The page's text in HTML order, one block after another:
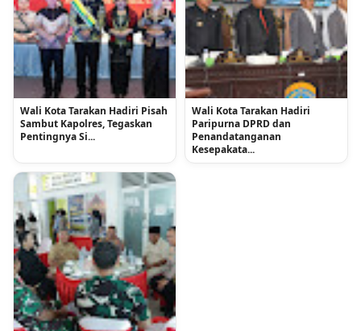
Wali Kota Tarakan Hadiri Pisah
Sambut Kapolres, Tegaskan
Pentingnya Si...
Wali Kota Tarakan Hadiri
Paripurna DPRD dan
Penandatanganan
Kesepakata...